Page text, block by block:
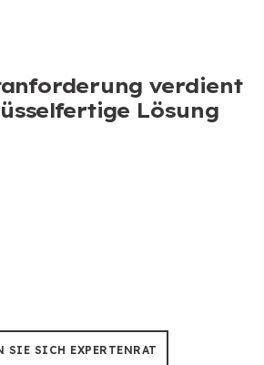
verdient
Lösung
SIE SICH EXPERTENRAT